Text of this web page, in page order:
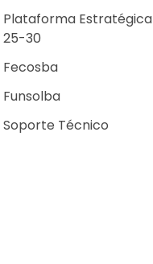
Plataforma Estratégica
25-30
Fecosba
Funsolba
Soporte Técnico